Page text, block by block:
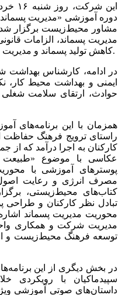
دوره آموزشی «مدیریت
مشاور محیط‌زیست برگزار شد.
مدیریت پسماند، الزامات
کاهش تولید پسماند و مدیریت بهینه منابع مورد بررسی قرار گرفت.
در ادامه، کارشناس بهداشت
ایمنی و بهداشت محیط کار،
حوادث، ارتقای سلامت
همزمان با این برنامه‌های
راستای ترویج فرهنگ
کارکنان به اجرا درآمد که از
عکاسی با موضوع
پوسترهای آموزشی با
مصرف انرژی و رعایت اصول
کتاب‌های محیط‌زیستی،
تبادل نظر کارکنان و
محوریت مدیریت پسماند
مدیریت شرکت و همکاری
توسعه فرهنگ محیط‌زیست و
در بخش دیگری از این
سپیدماکیان با رویکردی
داستان‌های صوتی آموزشی